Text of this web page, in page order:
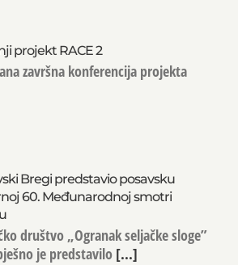
projekt RACE 2
završna konferencija projekta
Bregi predstavio posavsku
60. Međunarodnoj smotri
društvo „Ogranak seljačke sloge”
je predstavilo [...]